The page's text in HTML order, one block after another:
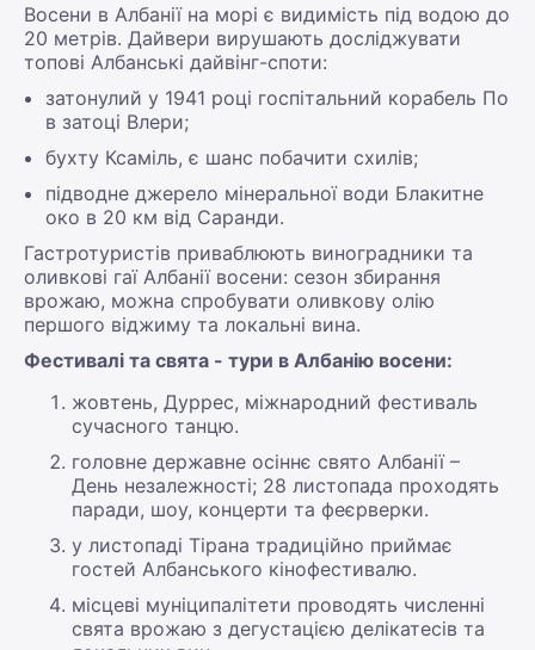
Восени в Албанії на морі є видимість під водою до
20 метрів. Дайвери вирушають досліджувати
топові Албанські дайвінг-споти:
затонулий у 1941 році госпітальний корабель По
в затоці Влери;
бухту Ксаміль, є шанс побачити схилів;
підводне джерело мінеральної води Блакитне
око в 20 км від Саранди.
Гастротуристів приваблюють виноградники та
оливкові гаї Албанії восени: сезон збирання
врожаю, можна спробувати оливкову олію
першого віджиму та локальні вина.
Фестивалі та свята - тури в Албанію восени:
жовтень, Дуррес, міжнародний фестиваль
сучасного танцю.
головне державне осіннє свято Албанії –
День незалежності; 28 листопада проходять
паради, шоу, концерти та феєрверки.
у листопаді Тірана традиційно приймає
гостей Албанського кінофестивалю.
місцеві муніципалітети проводять численні
свята врожаю з дегустацією делікатесів та